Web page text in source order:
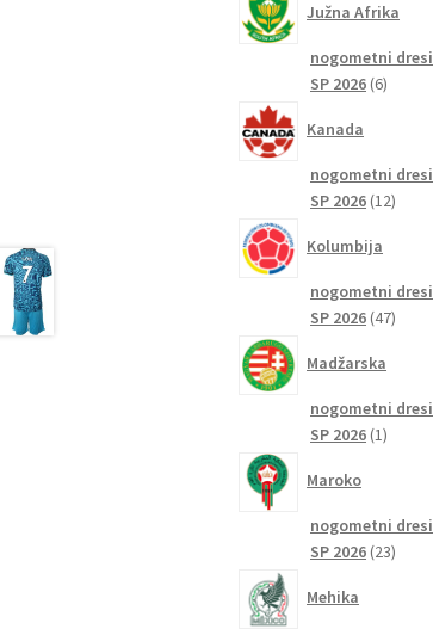
Južna Afrika
nogometni dresi
SP 2026 66
Kanada
nogometni dresi
SP 2026 1212
Kolumbija
nogometni dresi
SP 2026 4747
Madžarska
nogometni dresi
SP 2026 11
Maroko
nogometni dresi
SP 2026 2323
Mehika